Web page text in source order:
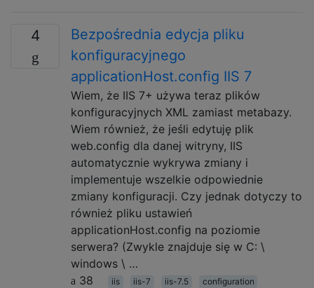
4
Bezpośrednia edycja pliku
konfiguracyjnego
applicationHost.config IIS 7
Wiem, że IIS 7+ używa teraz plików
konfiguracyjnych XML zamiast metabazy.
Wiem również, że jeśli edytuję plik
web.config dla danej witryny, IIS
automatycznie wykrywa zmiany i
implementuje wszelkie odpowiednie
zmiany konfiguracji. Czy jednak dotyczy to
również pliku ustawień
applicationHost.config na poziomie
serwera? (Zwykle znajduje się w C: \
windows \ …
38
iis iis-7 iis-7.5 configuration